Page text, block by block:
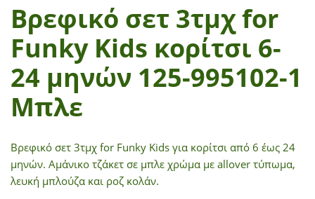
Βρεφικό σετ 3τμχ for
Funky Kids κορίτσι 6-
24 μηνών 125-995102-1
Μπλε
Βρεφικό σετ 3τμχ for Funky Kids για κορίτσι από 6 έως 24
μηνών. Αμάνικο τζάκετ σε μπλε χρώμα με allover τύπωμα,
λευκή μπλούζα και ροζ κολάν.